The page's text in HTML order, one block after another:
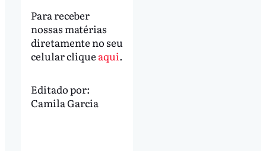
Para receber
nossas matérias
diretamente no seu
celular clique aqui.
Editado por:
Camila Garcia